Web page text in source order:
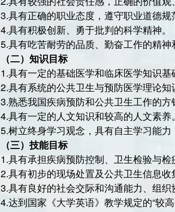
3.具有正确的职业态度，遵守职业道德规
4.具有积极创新、勇于批判的科学精神。
5.具有吃苦耐劳的品质、勤奋工作的精神
（二）知识目标
1.具有一定的基础医学和临床医学知识基
2.具有系统的公共卫生与预防医学理论知
3.熟悉我国疾病预防和公共卫生工作的方
4.具有一定的人文知识和较高的人文素养。
5.树立终身学习观念，具有自主学习能力
（三）技能目标
1.具有承担疾病预防控制、卫生检验与
2.具有初步的现场处置及公共卫生信息收
3.具有良好的社会交际和沟通能力、组织
4.达到国家《大学英语》教学规定的“较